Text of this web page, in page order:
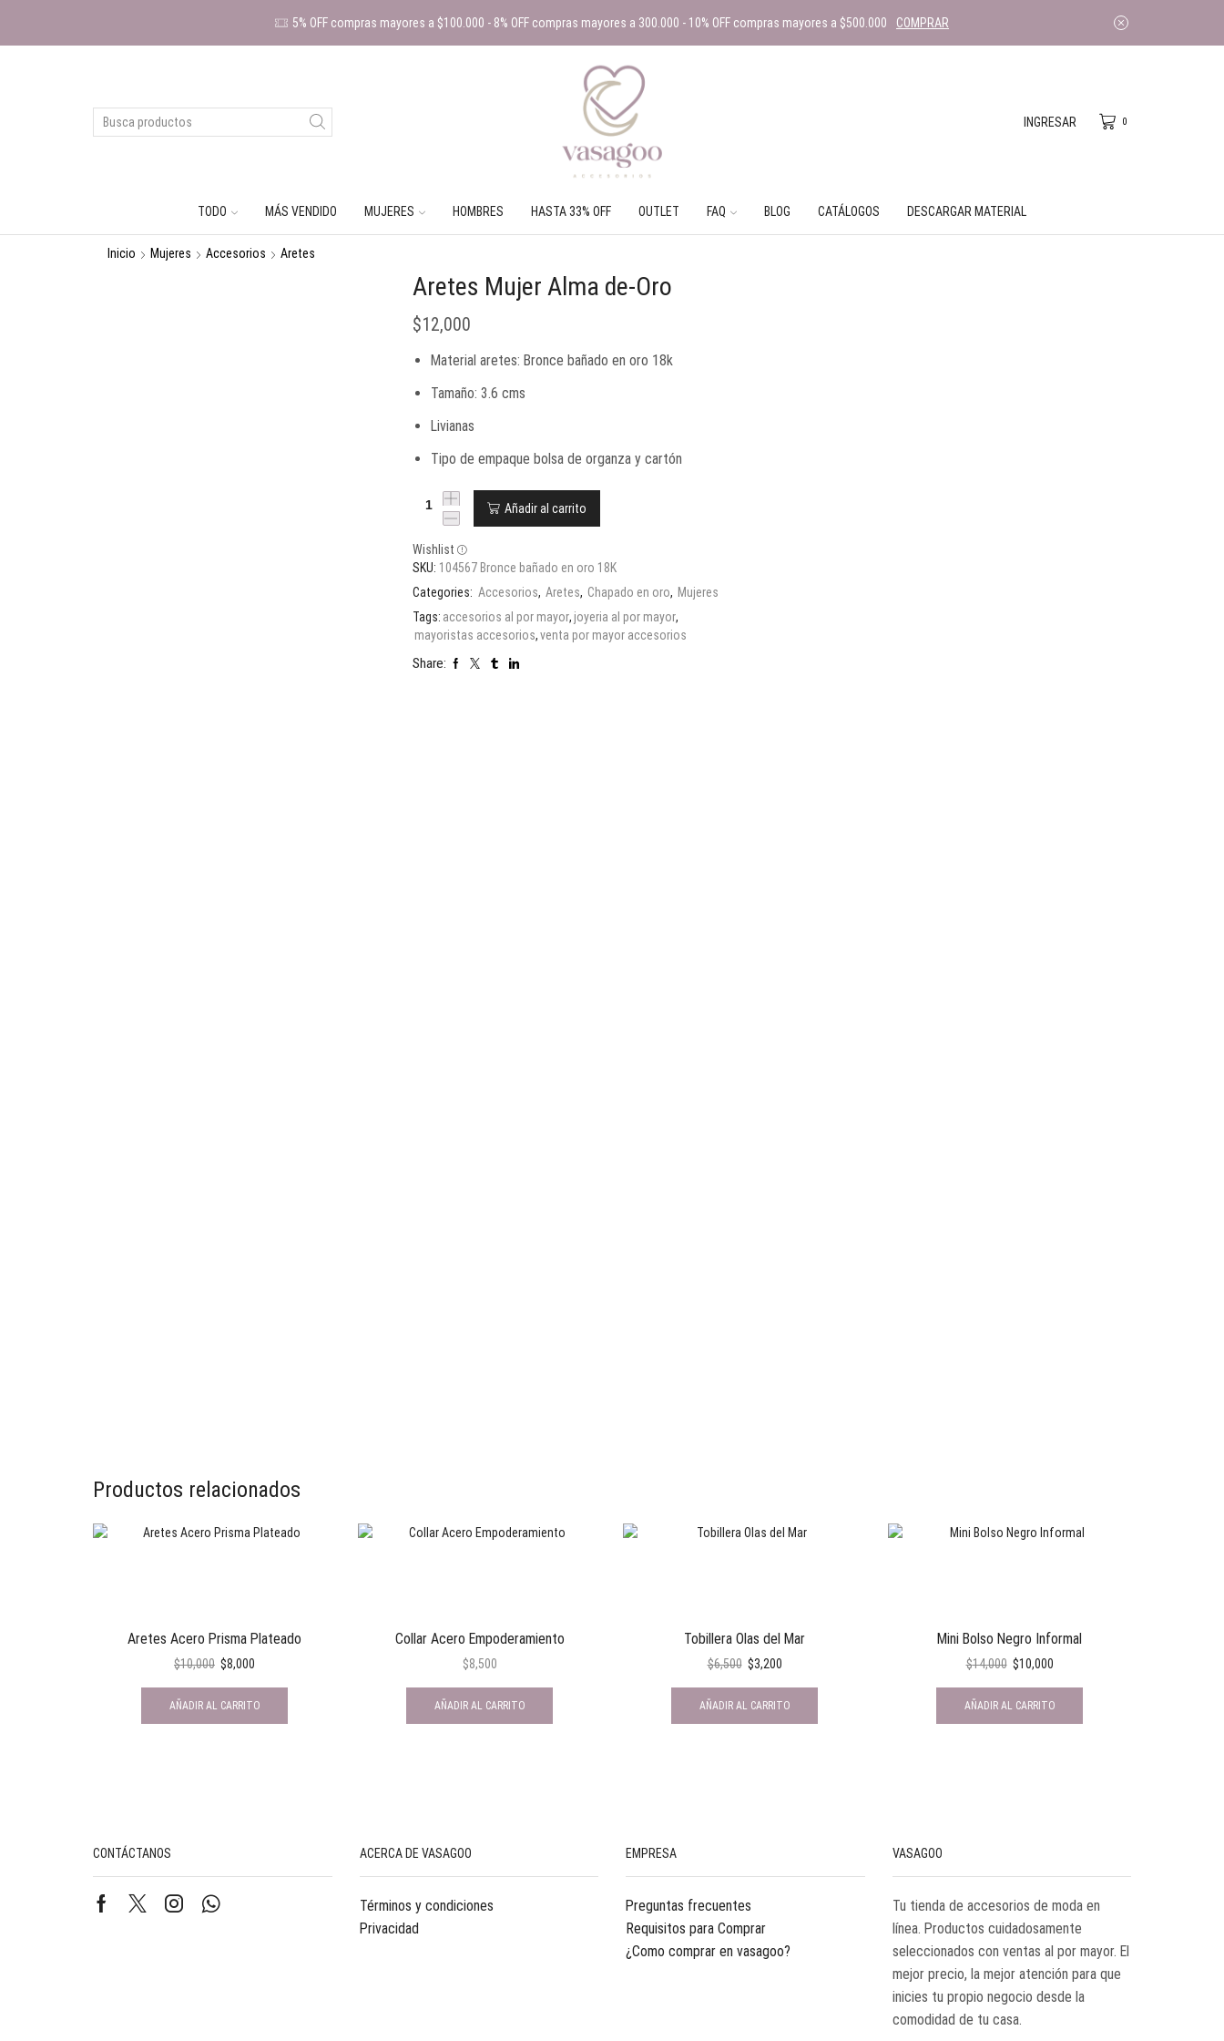
5% OFF compras mayores a $100.000 - 8% OFF compras mayores a 300.000 - 10% OFF compras mayores a $500.000 COMPRAR
INGRESAR 0
TODO MÁS VENDIDO MUJERES HOMBRES HASTA 33% OFF OUTLET FAQ BLOG CATÁLOGOS DESCARGAR MATERIAL
Inicio Mujeres Accesorios Aretes
Aretes Mujer Alma de-Oro
$12,000
Material aretes: Bronce bañado en oro 18k
Tamaño: 3.6 cms
Livianas
Tipo de empaque bolsa de organza y cartón
Añadir al carrito
Wishlist
SKU: 104567 Bronce bañado en oro 18K
Categories: Accesorios, Aretes, Chapado en oro, Mujeres
Tags: accesorios al por mayor, joyeria al por mayor,
mayoristas accesorios,venta por mayor accesorios
Share:
Productos relacionados
Aretes Acero Prisma Plateado
$10,000 $8,000
AÑADIR AL CARRITO
Collar Acero Empoderamiento
$8,500
AÑADIR AL CARRITO
Tobillera Olas del Mar
$6,500 $3,200
AÑADIR AL CARRITO
Mini Bolso Negro Informal
$14,000 $10,000
AÑADIR AL CARRITO
CONTÁCTANOS ACERCA DE VASAGOO
Términos y condiciones
Privacidad
EMPRESA
Preguntas frecuentes
Requisitos para Comprar
¿Como comprar en vasagoo?
VASAGOO
Tu tienda de accesorios de moda en
línea. Productos cuidadosamente
seleccionados con ventas al por mayor. El
mejor precio, la mejor atención para que
inicies tu propio negocio desde la
comodidad de tu casa.